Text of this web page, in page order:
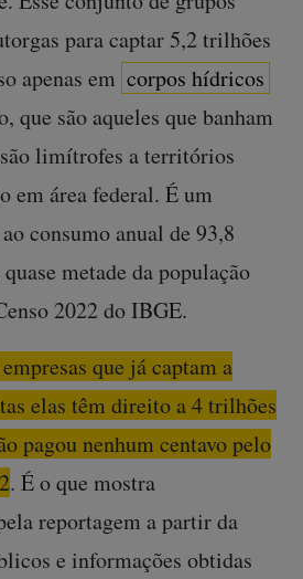
para captar 5,2 trilhões
apenas em corpos hídricos
que são aqueles que banham
limítrofes a territórios
em área federal. É um
consumo anual de 93,8
metade da população
2022 do IBGE.
que já captam a
elas têm direito a 4 trilhões
pagou nenhum centavo pelo
. É o que mostra
reportagem a partir da
e informações obtidas